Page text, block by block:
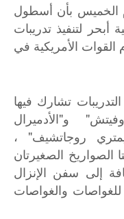
الخميس بأن أسطول
أبحر لتنفيذ تدريبات
الأمريكية في
تشارك فيها
و"الأدميرال
روجاتشيف" ،
الصواريخ الصغيرتان
إلى سفن الإنزال
والغواصات